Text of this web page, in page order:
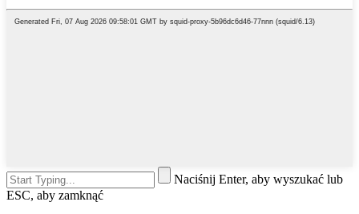
Naciśnij Enter, aby wyszukać lub
ESC, aby zamknąć